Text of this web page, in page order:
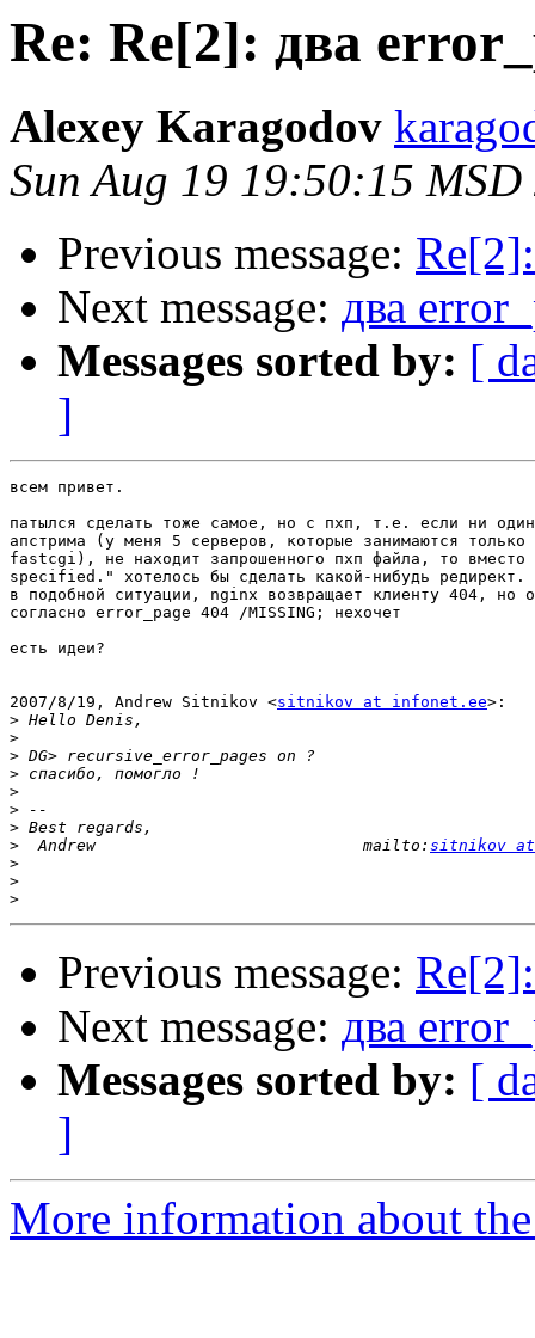
Re: Re[2]: два
Alexey Karagodov
Sun Aug 19 19:50:15 MSD
Previous message:
Next message: два
Messages sorted by: [
]
всем привет.
патылся сделать тоже самое, но с пхп, т.е. если ни
апстрима (у меня 5 серверов, которые занимаются
fastcgi), не находит запрошенного пхп файла, то
specified." хотелось бы сделать какой-нибудь редирект.
в подобной ситуации, nginx возвращает клиенту 404, но
согласно error_page 404 /MISSING; нехочет
есть идеи?
2007/8/19, Andrew Sitnikov <sitnikov at infonet.ee>:
>
>
>
>
>
>
>
>
  Andrew                            mailto:
sitnikov
>
>
>
Previous message:
Next message: два
Messages sorted by: [
]
More information about